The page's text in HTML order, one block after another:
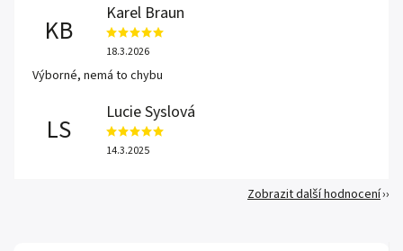
KB
Karel Braun
18.3.2026
Výborné, nemá to chybu
LS
Lucie Syslová
14.3.2025
Zobrazit další hodnocení